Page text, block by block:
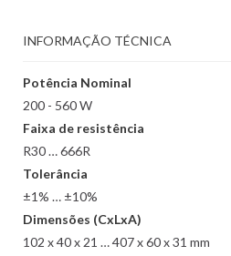
INFORMAÇÃO TÉCNICA
Potência Nominal
200 - 560 W
Faixa de resistência
R30 … 666R
Tolerância
±1% … ±10%
Dimensões (CxLxA)
102 x 40 x 21 … 407 x 60 x 31 mm